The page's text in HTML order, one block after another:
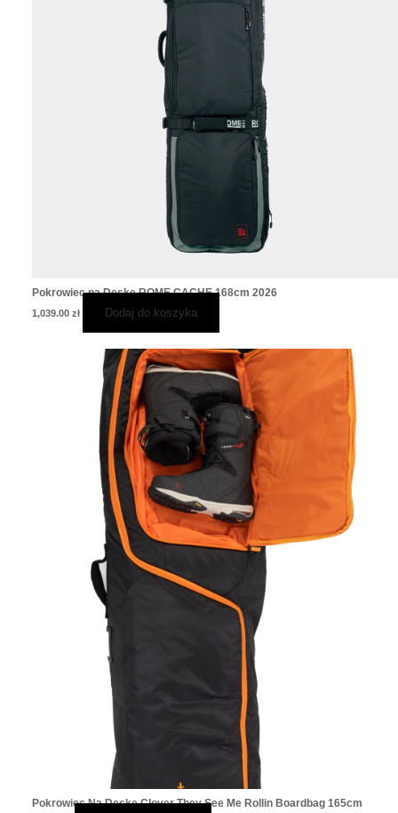
Pokrowiec na Deskę ROME CACHE 168cm 2026
1,039.00 zł Dodaj do koszyka
Pokrowiec Na Deskę Clover They See Me Rollin Boardbag 165cm